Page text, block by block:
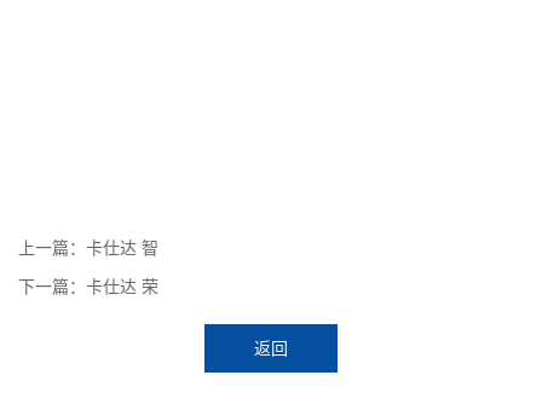
上一篇：卡仕达 智
下一篇：卡仕达 荣
返回